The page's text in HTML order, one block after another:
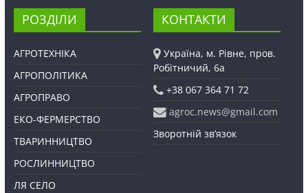
РОЗДІЛИ
АГРОТЕХНІКА
АГРОПОЛІТИКА
АГРОПРАВО
ЕКО-ФЕРМЕРСТВО
ТВАРИННИЦТВО
РОСЛИННИЦТВО
ЛЯ СЕЛО
КОНТАКТИ
Україна, м. Рівне, пров.
Робітничий, 6а
+38 067 364 71 72
agroc.news@gmail.com
Зворотній зв’язок